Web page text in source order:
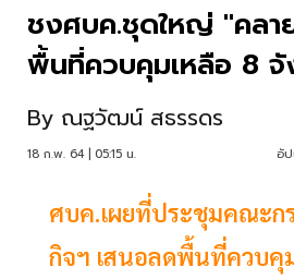
ชงศบค.ชุดใหญ่ "คล
พื้นที่ควบคุมเหลือ 8
By ณฐวัฒน์ สธรรดร
18 ก.พ. 64 | 05:15 น. อั
ศบค.เผยที่ประชุมคณะก
กิจฯ เสนอลดพื้นที่ควบคุ